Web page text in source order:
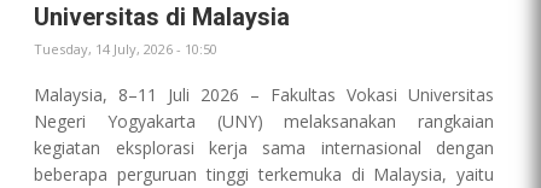
Universitas di Malaysia
Tuesday, 14 July, 2026 - 10:50
Malaysia, 8–11 Juli 2026 – Fakultas Vokasi Universitas
Negeri Yogyakarta (UNY) melaksanakan rangkaian
kegiatan eksplorasi kerja sama internasional dengan
beberapa perguruan tinggi terkemuka di Malaysia, yaitu